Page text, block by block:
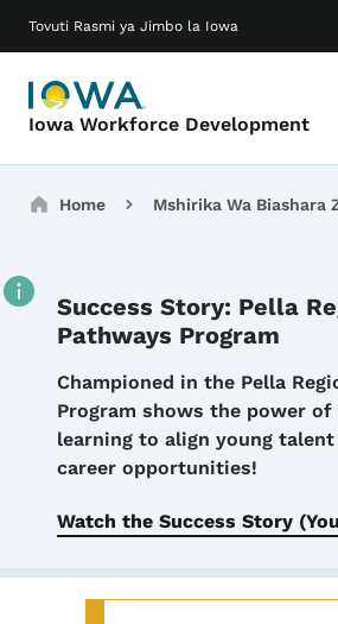
Tovuti Rasmi ya Jimbo la Iowa
Iowa Workforce Development
Main navigation
Breadcrumbs
Home Mshirika Wa Biashara
Success Story: Pella
Pathways Program
Details
Championed in the Pella
Program shows the power
learning to align young
career opportunities!
Watch the Success Story